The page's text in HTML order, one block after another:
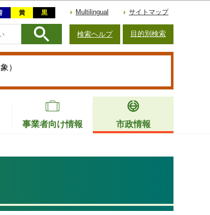
Multilingual サイトマップ
検索ヘルプ 目的別検索
）
事業者向け情報 市政情報